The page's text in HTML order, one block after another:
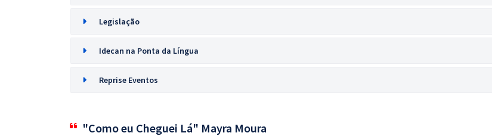
Legislação
Idecan na Ponta da Língua
Reprise Eventos
"Como eu Cheguei Lá" Mayra Moura